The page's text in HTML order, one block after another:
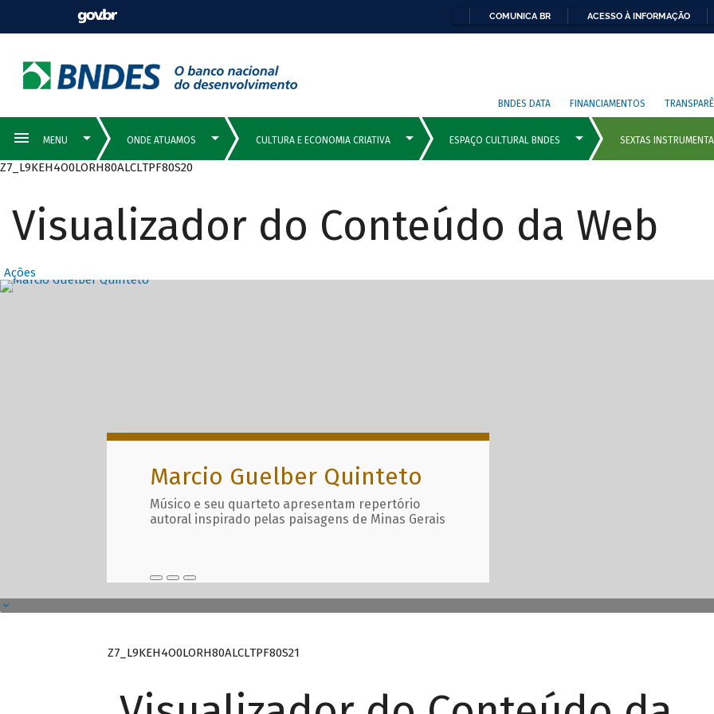
COMUNICA BR ACESSO À INFORMAÇÃO
BNDES DATA FINANCIAMENTOS
Z7_L9KEH4O0LORH80ALCLTPF80S20
Visualizador do Conteúdo da Web
Ações
Destaques Principais com
Marcio Guelber Quinteto
Músico e seu quarteto apresentam repertório
autoral inspirado pelas paisagens de Minas Gerais
Z7_L9KEH4O0LORH80ALCLTPF80S21